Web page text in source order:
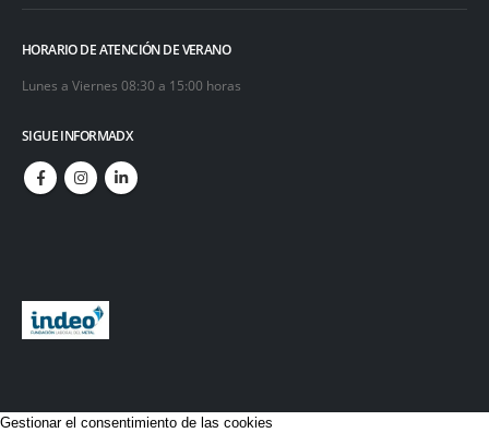
HORARIO DE ATENCIÓN DE VERANO
Lunes a Viernes 08:30 a 15:00 horas
SIGUE INFORMADX
Gestionar el consentimiento de las cookies